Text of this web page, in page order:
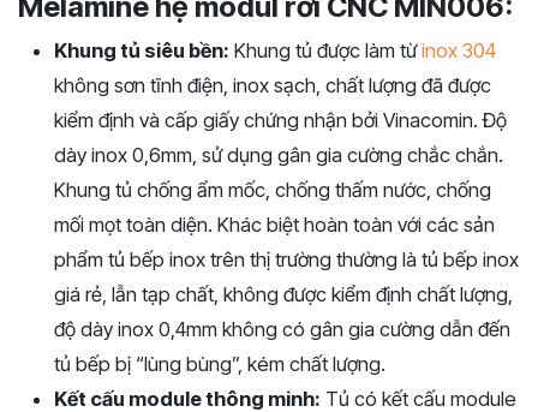
Khung tủ siêu bền: Khung tủ được làm từinox 304
không sơn tĩnh điện, inox sạch, chất lượng đã được
kiểm định và cấp giấy chứng nhận bởi Vinacomin. Độ
dày inox 0,6mm, sử dụng gân gia cường chắc chắn.
Khung tủ chống ẩm mốc, chống thấm nước, chống
mối mọt toàn diện. Khác biệt hoàn toàn với các sản
phẩm tủ bếp inox trên thị trường thường là tủ bếp inox
giá rẻ, lẫn tạp chất, không được kiểm định chất lượng,
độ dày inox 0,4mm không có gân gia cường dẫn đến
tủ bếp bị “lùng bùng”, kém chất lượng.
Kết cấu module thông minh: Tủ có kết cấu module